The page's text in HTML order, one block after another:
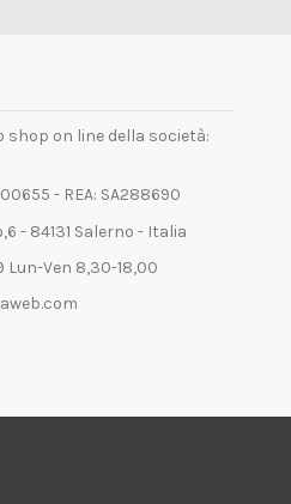
shop on line della società:
- REA: SA288690
- 84131 Salerno - Italia
Lun-Ven 8,30-18,00